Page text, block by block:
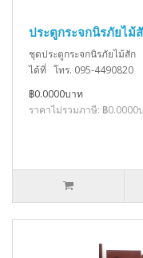
ประตูกระจกนิรภัยไม้
ชุดประตูกระจกนิรภัยไม้สัก
ได้ที่ โทร. 095-
฿0.0000บาท
ราคาไม่รวมภาษี: ฿0.0000